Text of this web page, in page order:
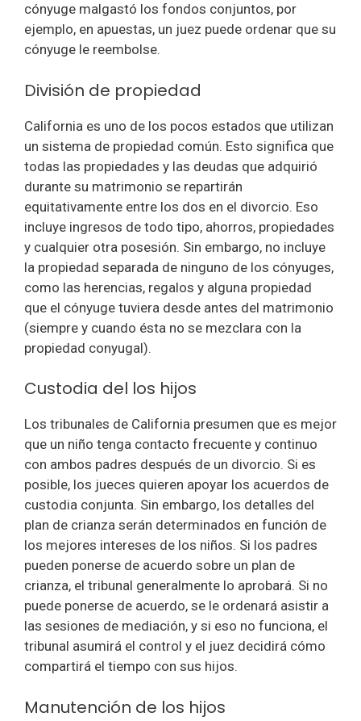
cónyuge malgastó los fondos conjuntos, por
ejemplo, en apuestas, un juez puede ordenar que su
cónyuge le reembolse.
División de propiedad
California es uno de los pocos estados que utilizan
un sistema de propiedad común. Esto significa que
todas las propiedades y las deudas que adquirió
durante su matrimonio se repartirán
equitativamente entre los dos en el divorcio. Eso
incluye ingresos de todo tipo, ahorros, propiedades
y cualquier otra posesión. Sin embargo, no incluye
la propiedad separada de ninguno de los cónyuges,
como las herencias, regalos y alguna propiedad
que el cónyuge tuviera desde antes del matrimonio
(siempre y cuando ésta no se mezclara con la
propiedad conyugal).
Custodia del los hijos
Los tribunales de California presumen que es mejor
que un niño tenga contacto frecuente y continuo
con ambos padres después de un divorcio. Si es
posible, los jueces quieren apoyar los acuerdos de
custodia conjunta. Sin embargo, los detalles del
plan de crianza serán determinados en función de
los mejores intereses de los niños. Si los padres
pueden ponerse de acuerdo sobre un plan de
crianza, el tribunal generalmente lo aprobará. Si no
puede ponerse de acuerdo, se le ordenará asistir a
las sesiones de mediación, y si eso no funciona, el
tribunal asumirá el control y el juez decidirá cómo
compartirá el tiempo con sus hijos.
Manutención de los hijos